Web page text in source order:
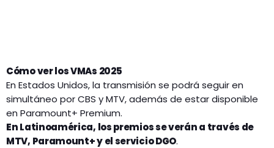
Cómo ver los VMAs 2025
En Estados Unidos, la transmisión se podrá seguir en
simultáneo por CBS y MTV, además de estar disponible
en Paramount+ Premium.
En Latinoamérica, los premios se verán a través de
MTV, Paramount+ y el servicio DGO.